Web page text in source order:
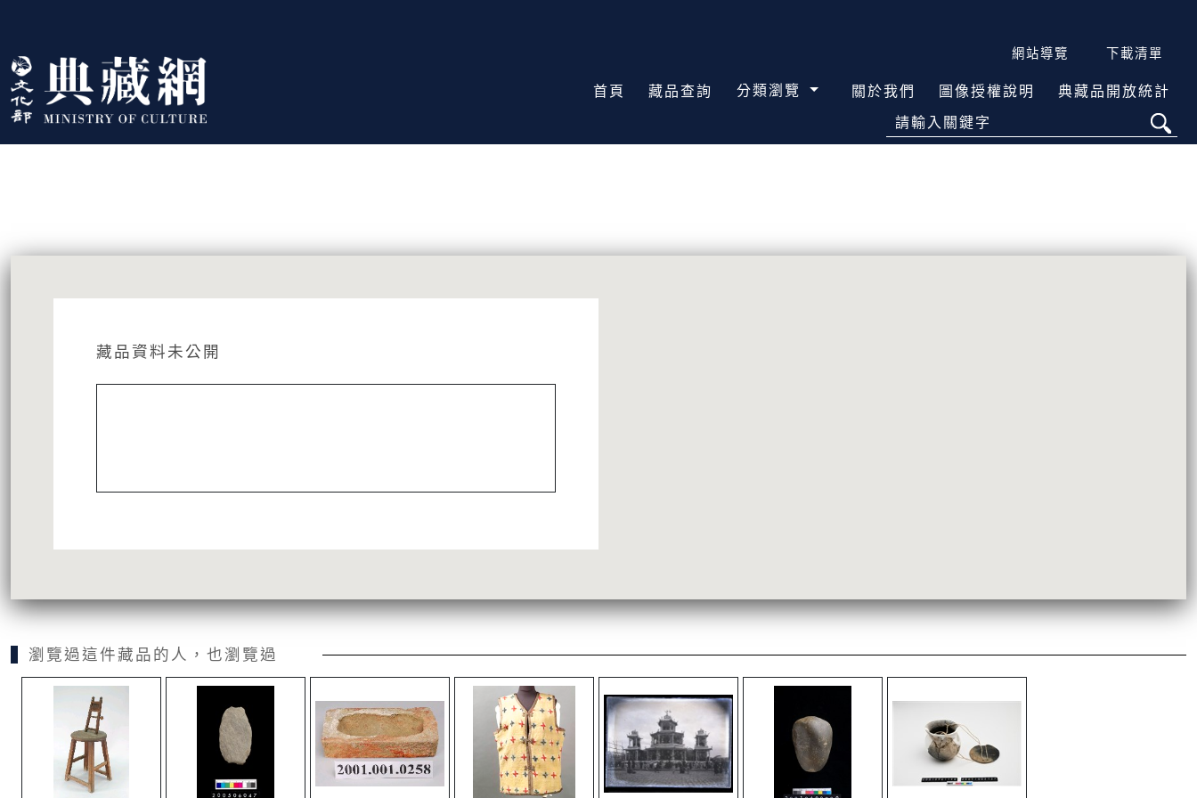
:::
網站導覽 下載清單
首頁 藏品查詢 分類瀏覽 關於我們 圖像授權說明 典藏品開放統計
請輸入關鍵字
藏品資料未公開
瀏覽過這件藏品的人，也瀏覽過